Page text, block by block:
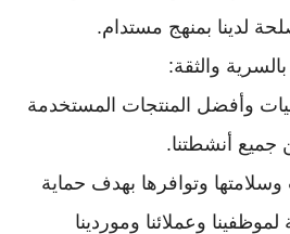
لدينا بمنهج مستدام.
والثقة:
وأفضل المنتجات المستخدمة
أنشطتنا.
وتوافرها بهدف حماية
لموظفينا وعملائنا وموردينا